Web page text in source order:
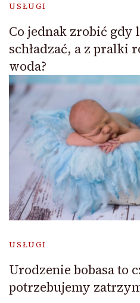
USŁUGI
Co jednak zrobić gdy
schładzać, a z pralki
woda?
USŁUGI
Urodzenie bobasa to
potrzebujemy